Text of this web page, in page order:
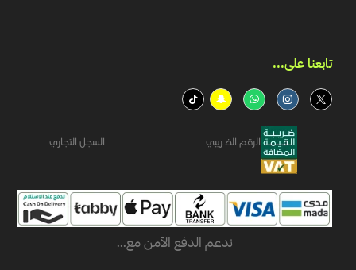
تابعنا على...​
الرقم الضريبي السجل التجاري
ندعم الدفع الآمن مع...